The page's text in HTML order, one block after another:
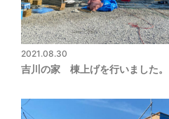
2021.08.30
吉川の家 棟上げを行いました。